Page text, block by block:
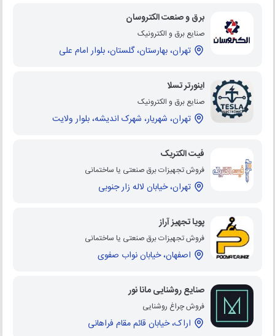
برق و صنعت الکتروسان
صنایع برق و الکترونیک
تهران، بهارستان، گلستان، بلوار امام علی
اینورتر تسلا
صنایع برق و الکترونیک
تهران، شهریار، شهرک اندیشه، بلوار ولایت
فیت الکتریک
فروش تجهیزات برق صنعتی یا ساختمانی
تهران، خیابان لاله زار جنوبی
پویا تجهیز آراز
فروش تجهیزات برق صنعتی یا ساختمانی
اصفهان، خیابان نواب صفوی
صنایع روشنایی مانا نور
فروش چراغ روشنایی
اراک، خیابان قائم مقام فراهانی